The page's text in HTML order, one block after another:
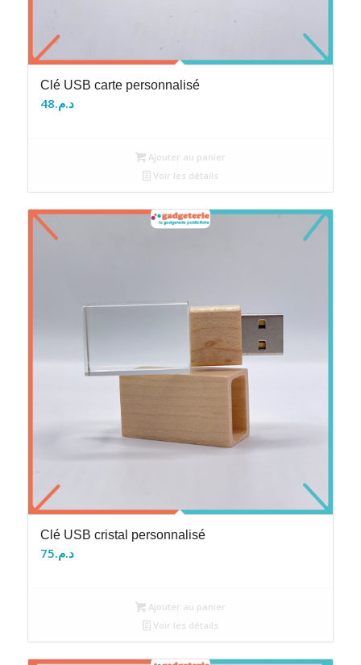
Clé USB carte personnalisé
د.م.48
Ajouter au panier
Voir les détails
Clé USB cristal personnalisé
د.م.75
Ajouter au panier
Voir les détails